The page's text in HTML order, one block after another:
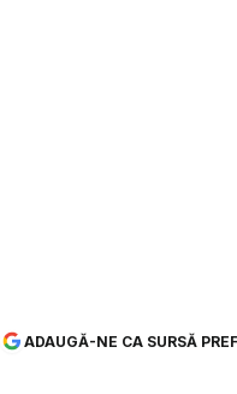
ADAUGĂ-NE CA SURSĂ